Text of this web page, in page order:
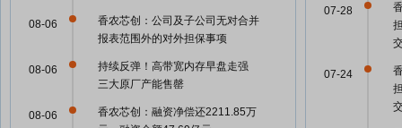
香农芯创：公司及子公司无对合并
报表范围外的对外担保事项
08-06
持续反弹！高带宽内存早盘走强
三大原厂产能售罄
08-06
香农芯创：融资净偿还2211.85万
08-06
07-28
07-24